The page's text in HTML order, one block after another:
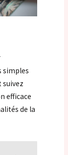
simples
suivez
efficace
de la